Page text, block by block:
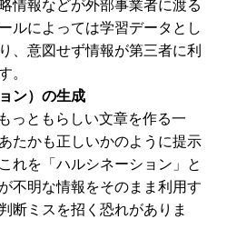
情報などが外部事業者に渡る
ルによっては学習データとし
、意図せず情報が第三者に利
。
ン）の生成
っともらしい文章を作る一
たかも正しいかのように提示
れを「ハルシネーション」と
不明な情報をそのまま利用す
断ミスを招く恐れがありま